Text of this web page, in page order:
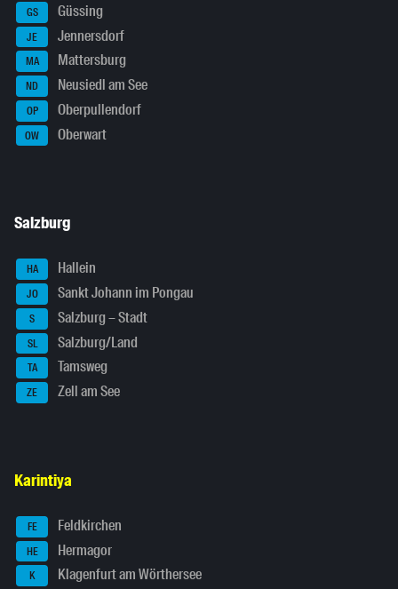
GS Güssing
JE Jennersdorf
MA Mattersburg
ND Neusiedl am See
OP Oberpullendorf
OW Oberwart
Salzburg
HA Hallein
JO Sankt Johann im Pongau
S Salzburg – Stadt
SL Salzburg/Land
TA Tamsweg
ZE Zell am See
Karintiya
FE Feldkirchen
HE Hermagor
K Klagenfurt am Wörthersee